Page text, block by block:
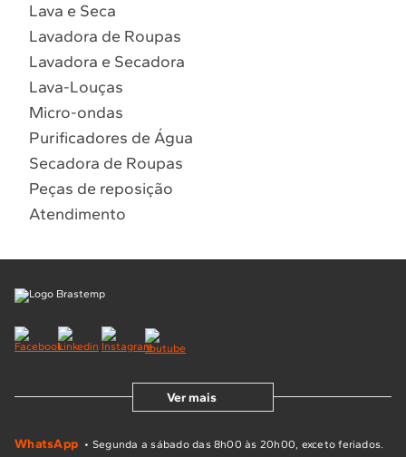
Localizar assistência técnica
Lava e Seca
Lavadora de Roupas
Lavadora e Secadora
Lava-Louças
Micro-ondas
Purificadores de Água
Secadora de Roupas
Peças de reposição
Atendimento
Ver mais
WhatsApp • Segunda a sábado das 8h00 às 20h00, exceto feriados.